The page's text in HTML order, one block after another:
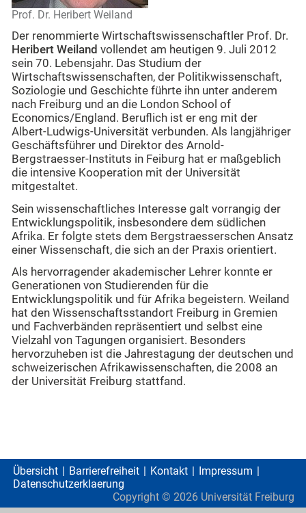
Prof. Dr. Heribert Weiland
Der renommierte Wirtschaftswissenschaftler Prof. Dr.
Heribert Weiland vollendet am heutigen 9. Juli 2012
sein 70. Lebensjahr. Das Studium der
Wirtschaftswissenschaften, der Politikwissenschaft,
Soziologie und Geschichte führte ihn unter anderem
nach Freiburg und an die London School of
Economics/England. Beruflich ist er eng mit der
Albert-Ludwigs-Universität verbunden. Als langjähriger
Geschäftsführer und Direktor des Arnold-
Bergstraesser-Instituts in Feiburg hat er maßgeblich
die intensive Kooperation mit der Universität
mitgestaltet.
Sein wissenschaftliches Interesse galt vorrangig der
Entwicklungspolitik, insbesondere dem südlichen
Afrika. Er folgte stets dem Bergstraesserschen Ansatz
einer Wissenschaft, die sich an der Praxis orientiert.
Als hervorragender akademischer Lehrer konnte er
Generationen von Studierenden für die
Entwicklungspolitik und für Afrika begeistern. Weiland
hat den Wissenschaftsstandort Freiburg in Gremien
und Fachverbänden repräsentiert und selbst eine
Vielzahl von Tagungen organisiert. Besonders
hervorzuheben ist die Jahrestagung der deutschen und
schweizerischen Afrikawissenschaften, die 2008 an
der Universität Freiburg stattfand.
Übersicht Barrierefreiheit Kontakt
Impressum
Datenschutzerklaerung
Copyright © 2026 Universität Freiburg